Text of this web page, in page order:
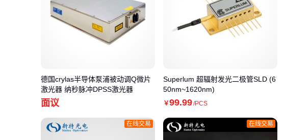
德国crylas半导体泵浦被动调Q微片
激光器 纳秒脉冲DPSS激光器
面议
Superlum 超辐射发光二极管SLD (6
50nm~1620nm)
￥99.99/PCS
在线交易 在线交易